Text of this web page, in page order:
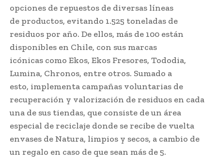
opciones de repuestos de diversas líneas
de productos, evitando 1.525 toneladas de
residuos por año. De ellos, más de 100 están
disponibles en Chile, con sus marcas
icónicas como Ekos, Ekos Fresores, Tododia,
Lumina, Chronos, entre otros. Sumado a
esto, implementa campañas voluntarias de
recuperación y valorización de residuos en cada
una de sus tiendas, que consiste de un área
especial de reciclaje donde se recibe de vuelta
envases de Natura, limpios y secos, a cambio de
un regalo en caso de que sean más de 5.